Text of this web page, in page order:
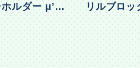
ルダー μ’s
リルブロ